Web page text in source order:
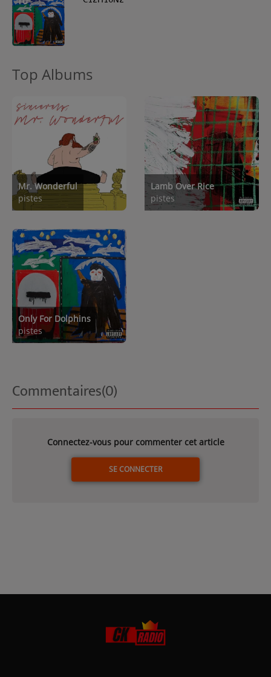
Top Albums
Mr. Wonderful
pistes
Lamb Over Rice
pistes
Only For Dolphins
pistes
Commentaires(0)
Connectez-vous pour commenter cet article
SE CONNECTER